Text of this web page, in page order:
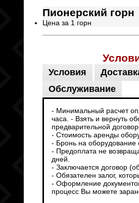
Пионерский горн
Цена за 1 горн
Условия
Обслуживание
- Минимальный расчет
часа. - Взять и вернуть
предварительной
- Стоимость аренды
- Бронь на оборудование
- Предоплата не
дней.
- Заключается договор
- Обязателен залог,
- Оформление
процесс Вы можете